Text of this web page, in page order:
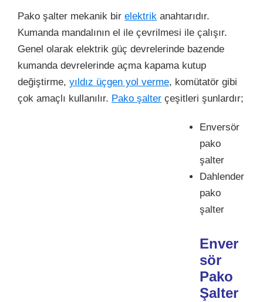
Pako şalter mekanik bir elektrik anahtarıdır.
Kumanda mandalının el ile çevrilmesi ile çalışır.
Genel olarak elektrik güç devrelerinde bazende
kumanda devrelerinde açma kapama kutup
değiştirme, yıldız üçgen yol verme, komütatör gibi
çok amaçlı kullanılır. Pako şalter çeşitleri şunlardır;
Enversör
pako
şalter
Dahlender
pako
şalter
Enver
sör
Pako
Şalter